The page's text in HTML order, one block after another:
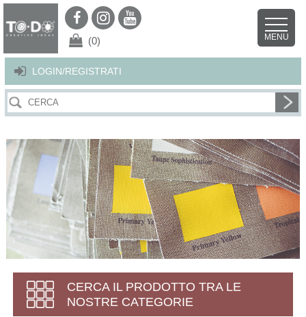
Per offrirti il miglior servizio possibile questo sito utilizza i cookies.
Continuando la navigazione nel sito autorizzi l’uso dei cookies. Per ulteriori
LOGIN/REGISTRATI
(0) MENU
CERCA IL PRODOTTO TRA LE
NOSTRE CATEGORIE